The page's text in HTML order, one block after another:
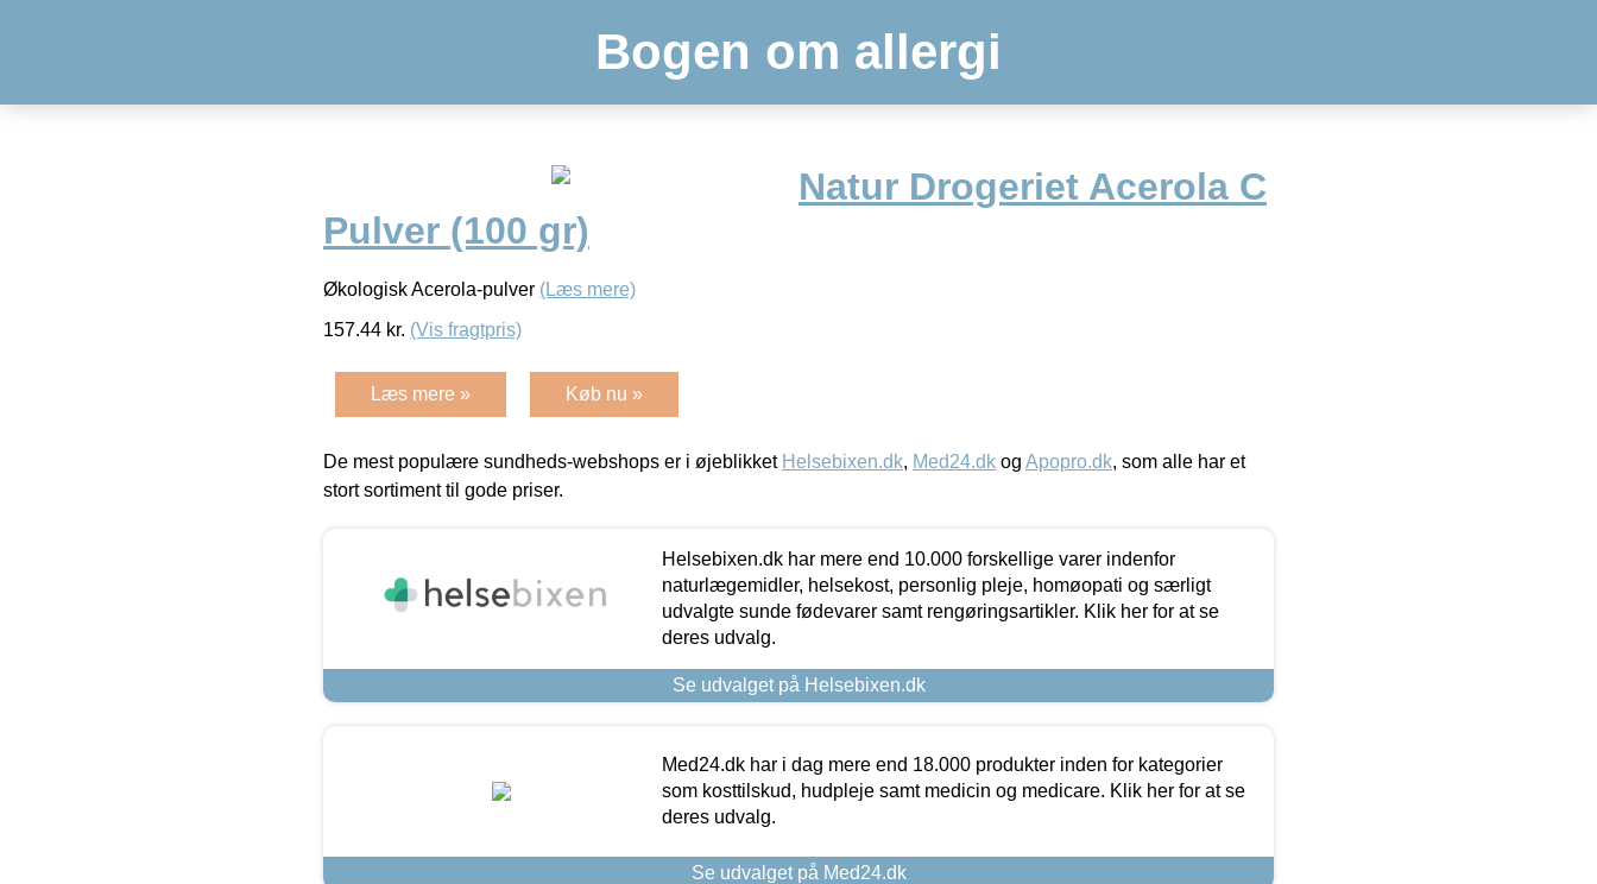
Bogen om allergi
Natur Drogeriet Acerola C
Pulver (100 gr)
Økologisk Acerola-pulver (Læs mere)
157.44 kr. (Vis fragtpris)
Læs mere » Køb nu »
De mest populære sundheds-webshops er i øjeblikket Helsebixen.dk, Med24.dk og Apopro.dk, som alle har et
stort sortiment til gode priser.
Helsebixen.dk har mere end 10.000 forskellige varer indenfor
naturlægemidler, helsekost, personlig pleje, homøopati og særligt
udvalgte sunde fødevarer samt rengøringsartikler. Klik her for at se
deres udvalg.
Se udvalget på Helsebixen.dk
Med24.dk har i dag mere end 18.000 produkter inden for kategorier
som kosttilskud, hudpleje samt medicin og medicare. Klik her for at se
deres udvalg.
Se udvalget på Med24.dk